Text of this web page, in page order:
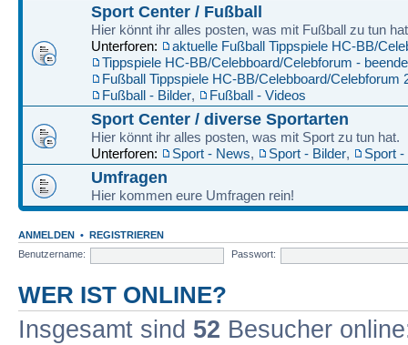
Sport Center / Fußball
Hier könnt ihr alles posten, was mit Fußball zu tun
Unterforen:
aktuelle Fußball Tippspiele HC-BB/
Tippspiele HC-BB/Celebboard/Celebforum -
Fußball Tippspiele HC-BB/Celebboard/Celebforum
Fußball - Bilder, Fußball - Videos
Sport Center / diverse Sportarten
Hier könnt ihr alles posten, was mit Sport zu tun hat.
Unterforen:
Sport - News, Sport - Bilder, Sport
Umfragen
Hier kommen eure Umfragen rein!
ANMELDEN • REGISTRIEREN
Benutzername:
Passwort:
WER IST ONLINE?
Insgesamt sind 52 Besucher